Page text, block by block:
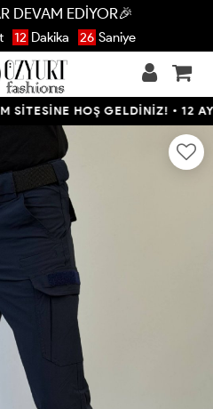
DEVAM EDİYOR🎉
12 Dakika 25 Saniye
HOŞ GELDİNİZ! • 12 AYA